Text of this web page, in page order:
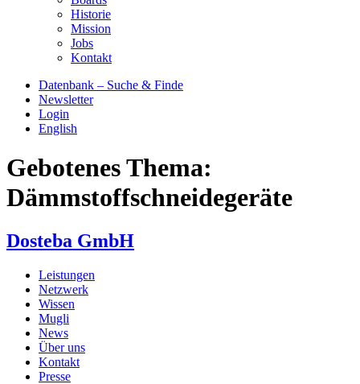
Historie
Mission
Jobs
Kontakt
Datenbank – Suche & Finde
Newsletter
Login
English
Gebotenes Thema:
Dämmstoffschneidegeräte
Dosteba GmbH
Leistungen
Netzwerk
Wissen
Mugli
News
Über uns
Kontakt
Presse